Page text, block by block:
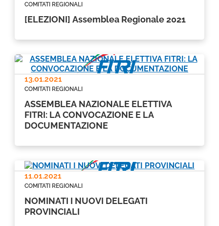
COMITATI REGIONALI
[ELEZIONI] Assemblea Regionale 2021
13.01.2021
COMITATI REGIONALI
ASSEMBLEA NAZIONALE ELETTIVA
FITRI: LA CONVOCAZIONE E LA
DOCUMENTAZIONE
11.01.2021
COMITATI REGIONALI
NOMINATI I NUOVI DELEGATI
PROVINCIALI